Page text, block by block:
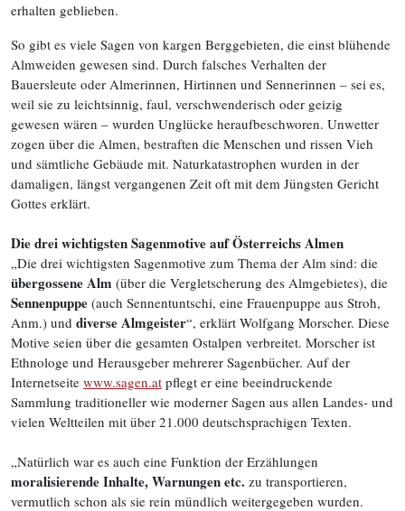
erhalten geblieben.
So gibt es viele Sagen von kargen Berggebieten, die einst blühende
Almweiden gewesen sind. Durch falsches Verhalten der
Bauersleute oder Almerinnen, Hirtinnen und Sennerinnen – sei es,
weil sie zu leichtsinnig, faul, verschwenderisch oder geizig
gewesen wären – wurden Unglücke heraufbeschworen. Unwetter
zogen über die Almen, bestraften die Menschen und rissen Vieh
und sämtliche Gebäude mit. Naturkatastrophen wurden in der
damaligen, längst vergangenen Zeit oft mit dem Jüngsten Gericht
Gottes erklärt.
Die drei wichtigsten Sagenmotive auf Österreichs Almen
„Die drei wichtigsten Sagenmotive zum Thema der Alm sind: die
übergossene Alm (über die Vergletscherung des Almgebietes), die
Sennenpuppe (auch Sennentuntschi, eine Frauenpuppe aus Stroh,
Anm.) und diverse Almgeister“, erklärt Wolfgang Morscher. Diese
Motive seien über die gesamten Ostalpen verbreitet. Morscher ist
Ethnologe und Herausgeber mehrerer Sagenbücher. Auf der
Internetseite www.sagen.at pflegt er eine beeindruckende
Sammlung traditioneller wie moderner Sagen aus allen Landes- und
vielen Weltteilen mit über 21.000 deutschsprachigen Texten.
„Natürlich war es auch eine Funktion der Erzählungen
moralisierende Inhalte, Warnungen etc. zu transportieren,
vermutlich schon als sie rein mündlich weitergegeben wurden.